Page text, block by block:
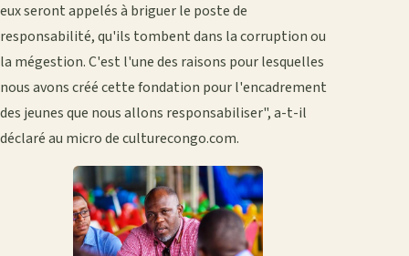
eux seront appelés à briguer le poste de
responsabilité, qu'ils tombent dans la corruption ou
la mégestion. C'est l'une des raisons pour lesquelles
nous avons créé cette fondation pour l'encadrement
des jeunes que nous allons responsabiliser", a-t-il
déclaré au micro de culturecongo.com.